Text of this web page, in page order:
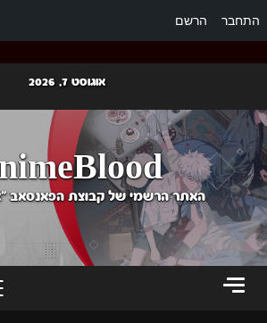
התחבר הרשם
content
אוגוסט 7, 2026
האתר הרשמי של קבוצת הפאנסאב